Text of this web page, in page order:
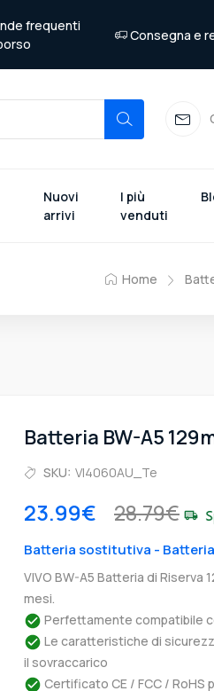
frequenti
Consegna e
Nuovi
arrivi
I più
venduti
Home
Batteria BW-A5
SKU: VI4060AU_Te
23.99€ 28.79€
Batteria sostitutiva - Batteria
VIVO BW-A5 Batteria di Riserva
mesi.
Perfettamente compatibile
Le caratteristiche di
il sovraccarico
Certificato CE / FCC / RoHS